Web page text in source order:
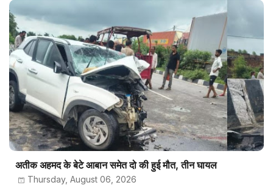
अतीक अहमद के बेटे आबान समेत दो की हुई मौत, तीन घायल
Thursday, August 06, 2026